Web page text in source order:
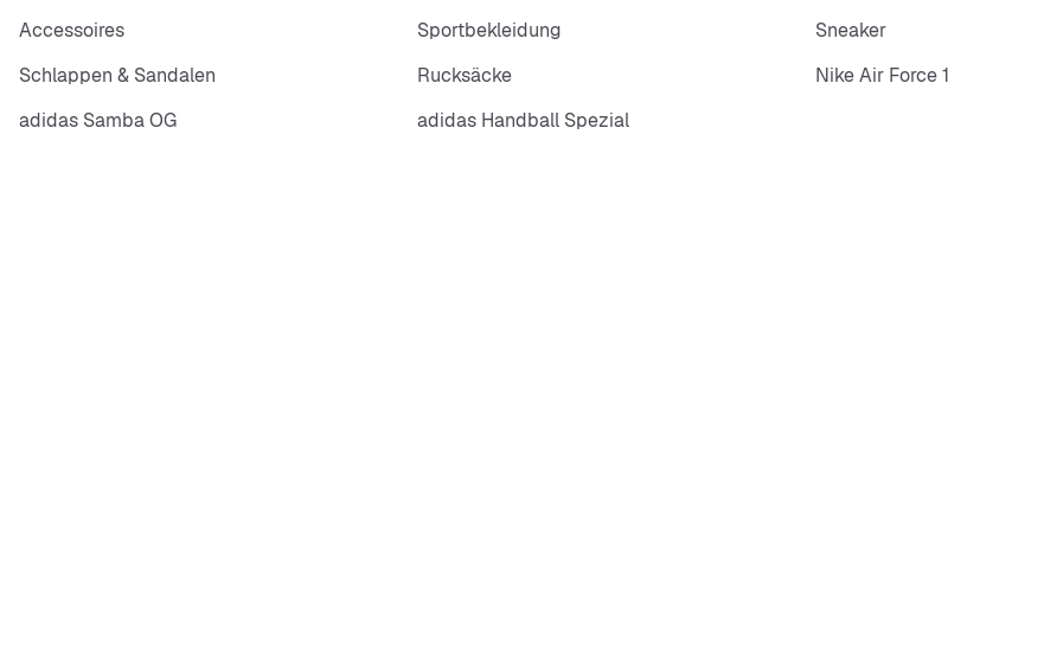
Accessoires
Sportbekleidung Sneaker
Schlappen & Sandalen
Rucksäcke Nike Air Force 1
adidas Samba OG
adidas Handball Spezial